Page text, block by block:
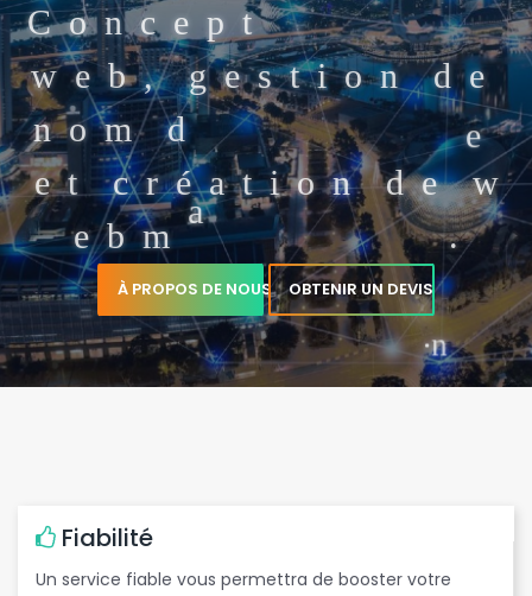
c
e
p t i o n s i t e
w e b , g e s t i
m d e d o m a i n e
e t c r é a t i
e
b m a i l p r o . . .
À PROPOS DE NOUS OBTENIR UN DEVIS
Fiabilité
Un service fiable vous permettra de booster votre